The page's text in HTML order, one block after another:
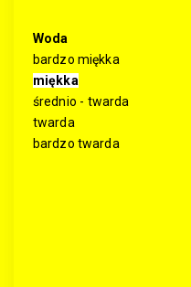
Woda
bardzo miękka
miękka
średnio - twarda
twarda
bardzo twarda